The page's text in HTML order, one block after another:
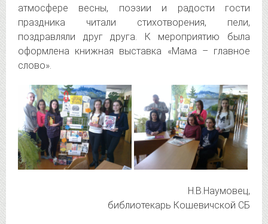
атмосфере весны, поэзии и радости гости
праздника читали стихотворения, пели,
поздравляли друг друга. К мероприятию была
оформлена книжная выставка «Мама – главное
слово».
Н.В.Наумовец,
библиотекарь Кошевичской СБ